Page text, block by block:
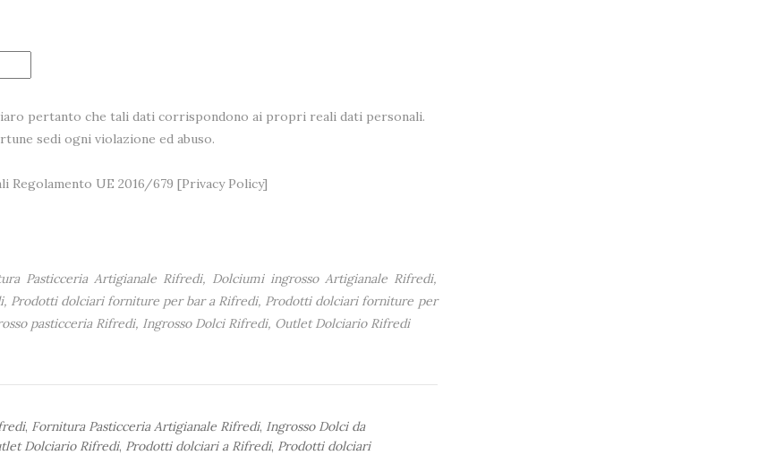
pertanto che tali dati corrispondono ai propri reali dati personali.
sedi ogni violazione ed abuso.
Regolamento UE 2016/679 [Privacy Policy]
Pasticceria Artigianale Rifredi, Dolciumi ingrosso Artigianale Rifredi,
Prodotti dolciari forniture per bar a Rifredi, Prodotti dolciari forniture per
pasticceria Rifredi, Ingrosso Dolci Rifredi, Outlet Dolciario Rifredi
, Fornitura Pasticceria Artigianale Rifredi, Ingrosso Dolci da
Dolciario Rifredi, Prodotti dolciari a Rifredi, Prodotti dolciari